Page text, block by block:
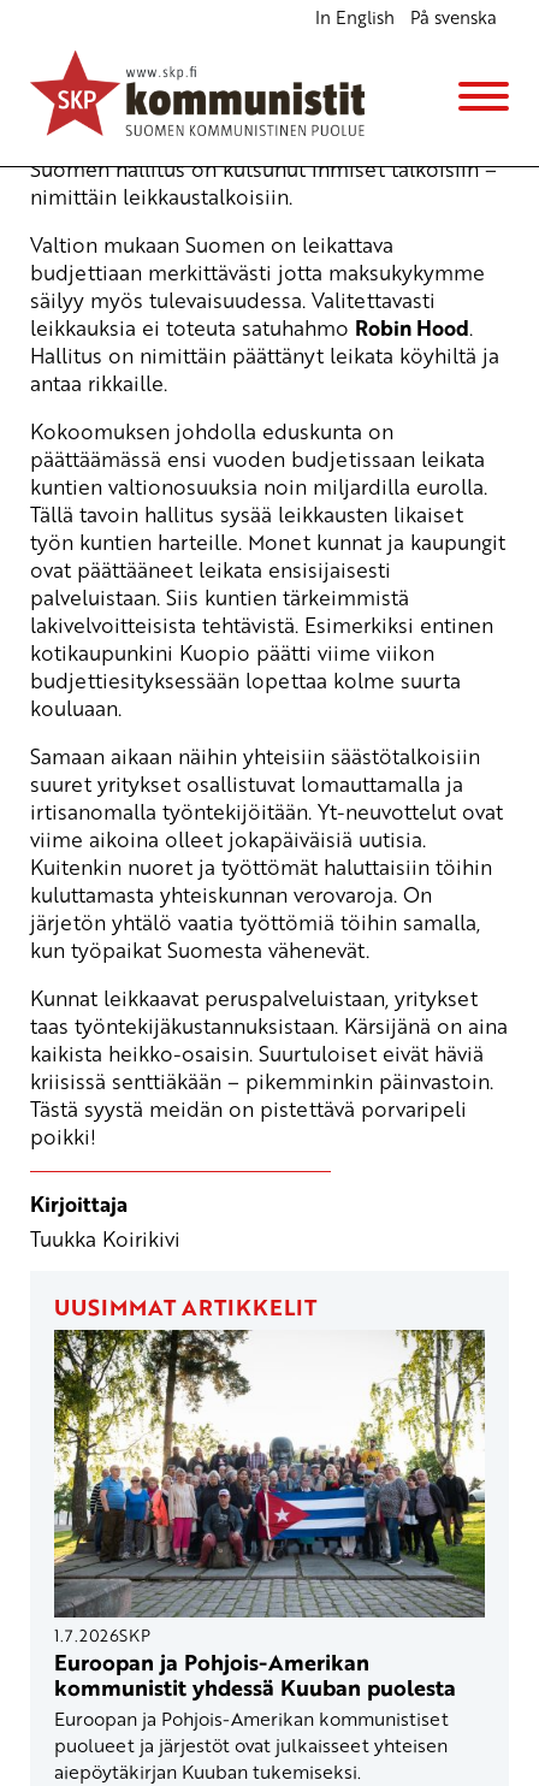
In English På svenska
Porvaripeli poikki!
Blogi
17.10.2013 - 22:09
Suomen hallitus on kutsunut ihmiset talkoisiin –
nimittäin leikkaustalkoisiin.
Valtion mukaan Suomen on leikattava
budjettiaan merkittävästi jotta maksukykymme
säilyy myös tulevaisuudessa. Valitettavasti
leikkauksia ei toteuta satuhahmo Robin Hood.
Hallitus on nimittäin päättänyt leikata köyhiltä ja
antaa rikkaille.
Kokoomuksen johdolla eduskunta on
päättäämässä ensi vuoden budjetissaan leikata
kuntien valtionosuuksia noin miljardilla eurolla.
Tällä tavoin hallitus sysää leikkausten likaiset
työn kuntien harteille. Monet kunnat ja kaupungit
ovat päättääneet leikata ensisijaisesti
palveluistaan. Siis kuntien tärkeimmistä
lakivelvoitteisista tehtävistä. Esimerkiksi entinen
kotikaupunkini Kuopio päätti viime viikon
budjettiesityksessään lopettaa kolme suurta
kouluaan.
Samaan aikaan näihin yhteisiin säästötalkoisiin
suuret yritykset osallistuvat lomauttamalla ja
irtisanomalla työntekijöitään. Yt-neuvottelut ovat
viime aikoina olleet jokapäiväisiä uutisia.
Kuitenkin nuoret ja työttömät haluttaisiin töihin
kuluttamasta yhteiskunnan verovaroja. On
järjetön yhtälö vaatia työttömiä töihin samalla,
kun työpaikat Suomesta vähenevät.
Kunnat leikkaavat peruspalveluistaan, yritykset
taas työntekijäkustannuksistaan. Kärsijänä on aina
kaikista heikko-osaisin. Suurtuloiset eivät häviä
kriisissä senttiäkään – pikemminkin päinvastoin.
Tästä syystä meidän on pistettävä porvaripeli
poikki!
Kirjoittaja
Tuukka Koirikivi
UUSIMMAT ARTIKKELIT
1.7.2026SKP
Euroopan ja Pohjois-Amerikan
kommunistit yhdessä Kuuban puolesta
Euroopan ja Pohjois-Amerikan kommunistiset
puolueet ja järjestöt ovat julkaisseet yhteisen
aiepöytäkirjan Kuuban tukemiseksi.